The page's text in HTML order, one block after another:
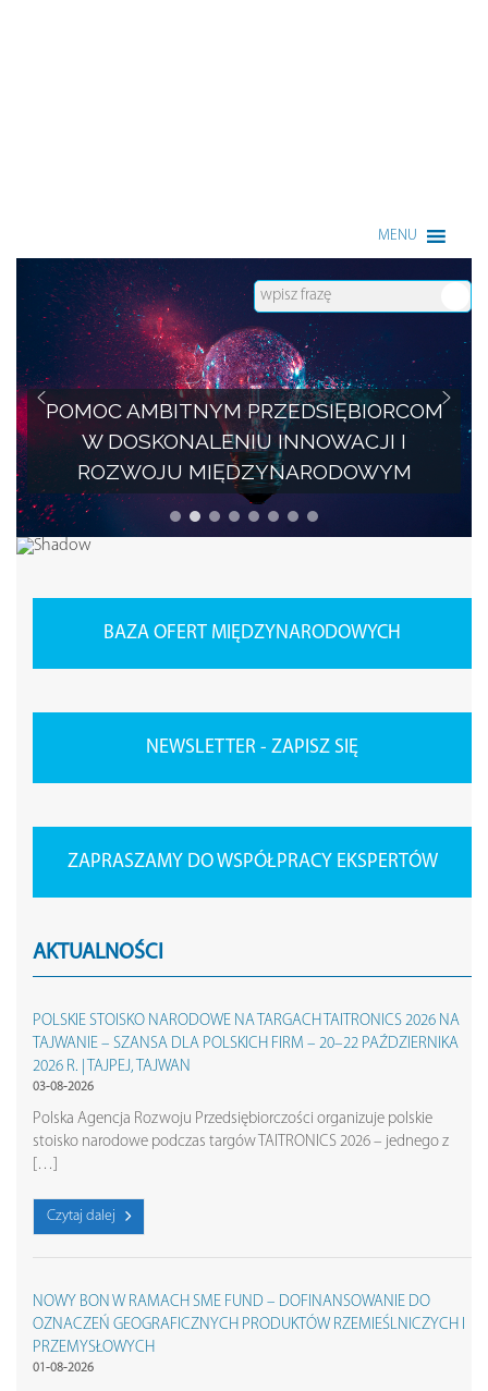
MENU
POMOC AMBITNYM PRZEDSIĘBIORCOM
W DOSKONALENIU INNOWACJI I
ROZWOJU MIĘDZYNARODOWYM
BAZA OFERT MIĘDZYNARODOWYCH
NEWSLETTER - ZAPISZ SIĘ
ZAPRASZAMY DO WSPÓŁPRACY EKSPERTÓW
AKTUALNOŚCI
POLSKIE STOISKO NARODOWE NA TARGACH TAITRONICS 2026 NA
TAJWANIE – SZANSA DLA POLSKICH FIRM – 20–22 PAŹDZIERNIKA
2026 R. | TAJPEJ, TAJWAN
03-08-2026
Polska Agencja Rozwoju Przedsiębiorczości organizuje polskie
stoisko narodowe podczas targów TAITRONICS 2026 – jednego z
[…]
Czytaj dalej
NOWY BON W RAMACH SME FUND – DOFINANSOWANIE DO
OZNACZEŃ GEOGRAFICZNYCH PRODUKTÓW RZEMIEŚLNICZYCH I
PRZEMYSŁOWYCH
01-08-2026